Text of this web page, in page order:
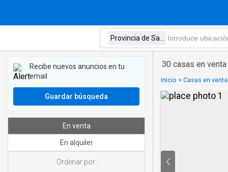
30 casas en
Inicio > Casas en
Recibe nuevos anuncios en tu
email
Guardar búsqueda
En venta
En alquiler
Ordenar por: